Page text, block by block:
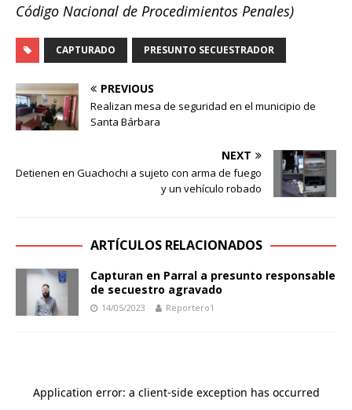
Código Nacional de Procedimientos Penales)
CAPTURADO PRESUNTO SECUESTRADOR
PREVIOUS
Realizan mesa de seguridad en el municipio de
Santa Bárbara
NEXT
Detienen en Guachochi a sujeto con arma de fuego
y un vehículo robado
ARTÍCULOS RELACIONADOS
Capturan en Parral a presunto responsable
de secuestro agravado
14/05/2023 Reportero1